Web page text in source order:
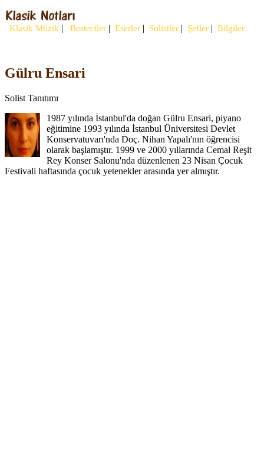
Klasik Müzik | Besteciler | Eserler | Solistler | Şefler | Bilgiler
Gülru Ensari
Solist Tanıtımı
1987 yılında İstanbul'da doğan Gülru Ensari, piyano
eğitimine 1993 yılında İstanbul Üniversitesi Devlet
Konservatuvarı'nda Doç. Nihan Yapalı'nın öğrencisi
olarak başlamıştır. 1999 ve 2000 yıllarında Cemal Reşit
Rey Konser Salonu'nda düzenlenen 23 Nisan Çocuk
Festivali haftasında çocuk yetenekler arasında yer almıştır.